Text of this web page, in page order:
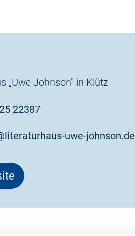
„Uwe Johnson" in Klütz
22387
uwe-johnson.de